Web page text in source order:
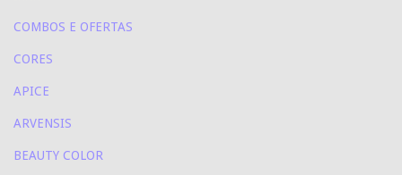
COMBOS E OFERTAS
CORES
APICE
ARVENSIS
BEAUTY COLOR